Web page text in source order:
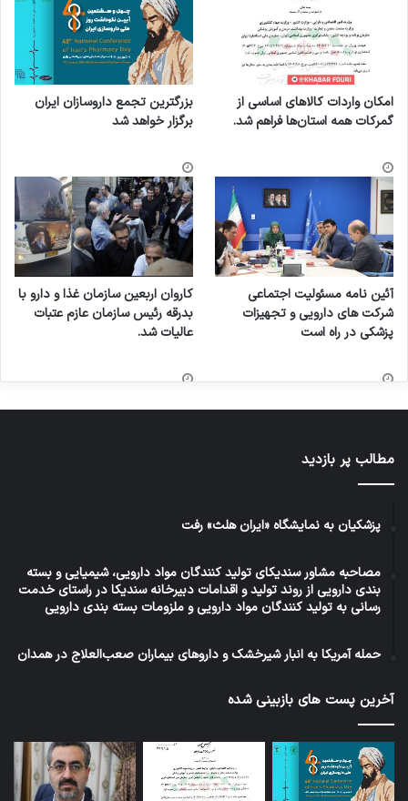
امکان واردات کالاهای اساسی از
گمرکات همه استان‌ها فراهم شد.
بزرگترین تجمع داروسازان ایران
برگزار خواهد شد
آئین نامه مسئولیت اجتماعی
شرکت های دارویی و تجهیزات
پزشکی در راه است
کاروان اربعین سازمان غذا و دارو با
بدرقه رئیس سازمان عازم عتبات
عالیات شد.
مطالب پر بازدید
پزشکیان به نمایشگاه «ایران هلث» رفت
مصاحبه مشاور سندیکای تولید کنندگان مواد دارویی، شیمیایی و بسته
بندی دارویی از روند تولید و اقدامات دبیرخانه سندیکا در راستای خدمت
رسانی به تولید کنندگان مواد دارویی و ملزومات بسته بندی دارویی
حمله آمریکا به انبار شیرخشک و داروهای بیماران صعب‌العلاج در همدان
آخرین پست های بازبینی شده